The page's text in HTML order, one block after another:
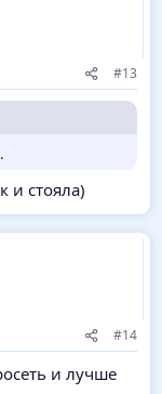
#13
и стояла)
#14
и лучше